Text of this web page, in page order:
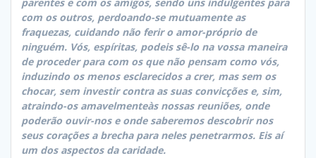
com os outros, perdoando-se mutuamente as
fraquezas, cuidando não ferir o amor-próprio de
ninguém. Vós, espíritas, podeis sê-lo na vossa maneira
de proceder para com os que não pensam como vós,
induzindo os menos esclarecidos a crer, mas sem os
chocar, sem investir contra as suas convicções e, sim,
atraindo-os amavelmenteàs nossas reuniões, onde
poderão ouvir-nos e onde saberemos descobrir nos
seus corações a brecha para neles penetrarmos. Eis aí
um dos aspectos da caridade.